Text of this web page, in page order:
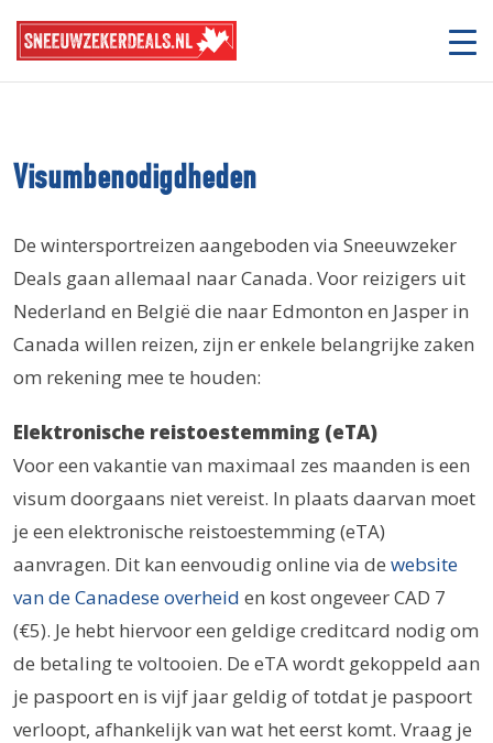
Visumbenodigdheden
De wintersportreizen aangeboden via Sneeuwzeker
Deals gaan allemaal naar Canada. Voor reizigers uit
Nederland en België die naar Edmonton en Jasper in
Canada willen reizen, zijn er enkele belangrijke zaken
om rekening mee te houden:
Elektronische reistoestemming (eTA)
Voor een vakantie van maximaal zes maanden is een
visum doorgaans niet vereist. In plaats daarvan moet
je een elektronische reistoestemming (eTA)
aanvragen. Dit kan eenvoudig online via de website
van de Canadese overheid en kost ongeveer CAD 7
(€5). Je hebt hiervoor een geldige creditcard nodig om
de betaling te voltooien. De eTA wordt gekoppeld aan
je paspoort en is vijf jaar geldig of totdat je paspoort
verloopt, afhankelijk van wat het eerst komt. Vraag je